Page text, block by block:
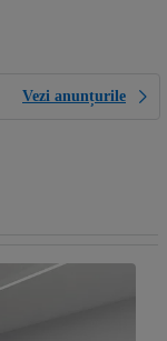
Vezi anunțurile